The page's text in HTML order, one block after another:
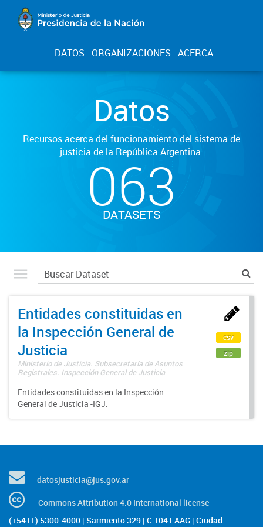
DATOS ORGANIZACIONES ACERCA
Datos
Recursos acerca del funcionamiento del sistema de
justicia de la República Argentina.
063
DATASETS
Entidades constituidas en
la Inspección General de
Justicia
Ministerio de Justicia. Subsecretaría de Asuntos
Registrales. Inspección General de Justicia
Entidades constituidas en la Inspección
General de Justicia -IGJ.
csv
zip
datosjusticia@jus.gov.ar
Commons Attribution 4.0 International license
(+5411) 5300-4000 | Sarmiento 329 | C 1041 AAG | Ciudad